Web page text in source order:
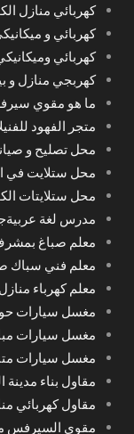
كهربائي منازل الكويت
كهربائي و ميكانيكي
كهربائي
كهربجي منازل و
ما هو مقوي
متجر الفهود
محل تصليح و
محل ستلايت في
محل ستلايتات
مدرس لغة
معلم صباغ
معلم فني سباك
معلم كهرباء
مغسل سيارات
مغسل سيارات
مغسل سيارات
مقاول بناء مدينة الكويت
مقاول كهربائي
مقوي السيرفس